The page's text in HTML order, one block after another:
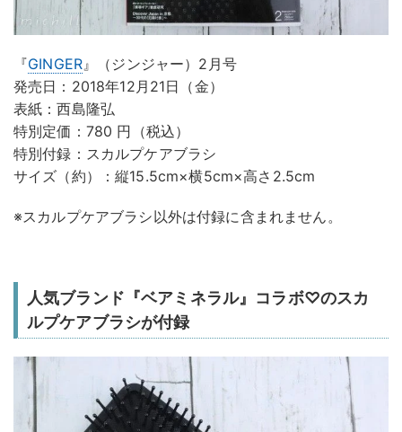
『GINGER』（ジンジャー）2月号
発売日：2018年12月21日（金）
表紙：西島隆弘
特別定価：780 円（税込）
特別付録：スカルプケアブラシ
サイズ（約）：縦15.5cm×横5cm×高さ2.5cm
※スカルプケアブラシ以外は付録に含まれません。
人気ブランド『ベアミネラル』コラボ♡のスカ
ルプケアブラシが付録